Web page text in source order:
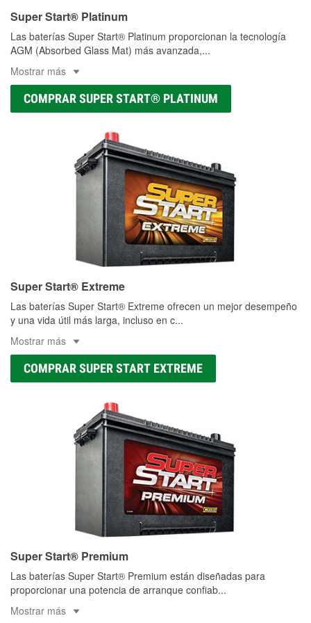
Super Start® Platinum
Las baterías Super Start® Platinum proporcionan la tecnología
AGM (Absorbed Glass Mat) más avanzada,...
Mostrar más
COMPRAR SUPER START® PLATINUM
Super Start® Extreme
Las baterías Super Start® Extreme ofrecen un mejor desempeño
y una vida útil más larga, incluso en c...
Mostrar más
COMPRAR SUPER START EXTREME
Super Start® Premium
Las baterías Super Start® Premium están diseñadas para
proporcionar una potencia de arranque confiab...
Mostrar más